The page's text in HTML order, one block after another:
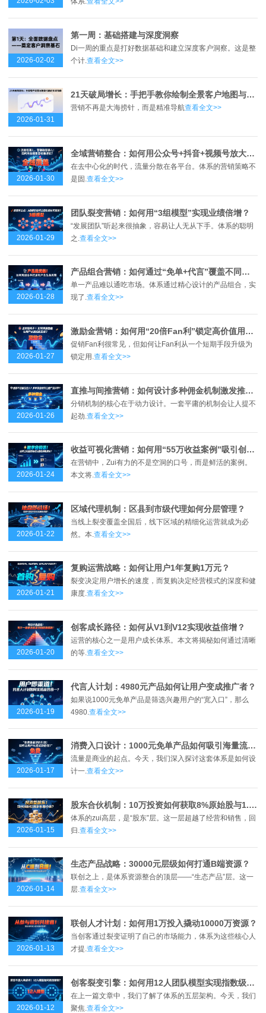
2026-02-02
第一周：基础搭建与深度洞察
Di一周的重点是打好数据基础和建立深度客户洞察。这是整
个计.查看全文>>
2026-01-31
21天破局增长：手把手教你绘制全景客户地图与实现场景化触达
营销不再是大海捞针，而是精准导航查看全文>>
2026-01-30
全域营销整合：如何用公众号+抖音+视频号放大体系声量？
在去中心化的时代，流量分散在各平台。体系的营销策略不
是固.查看全文>>
2026-01-29
团队裂变营销：如何用“3组模型”实现业绩倍增？
“发展团队”听起来很抽象，容易让人无从下手。体系的聪明
之.查看全文>>
2026-01-28
产品组合营销：如何通过“免单+代言”覆盖不同用户群体？
单一产品难以通吃市场。体系通过精心设计的产品组合，实
现了.查看全文>>
2026-01-27
激励金营销：如何用“20倍Fan利”锁定高价值用户？
促销Fan利很常见，但如何让Fan利从一个短期手段升级为
锁定用.查看全文>>
2026-01-26
直推与间推营销：如何设计多种佣金机制激发推广动力？
分销机制的核心在于动力设计。一套平庸的机制会让人提不
起劲. 查看全文>>
2026-01-24
收益可视化营销：如何用“55万收益案例”吸引创业者？
在营销中，Zui有力的不是空洞的口号，而是鲜活的案例。
本文将.查看全文>>
2026-01-22
区域代理机制：区县到市级代理如何分层管理？
当线上裂变覆盖全国后，线下区域的精细化运营就成为必
然。本.查看全文>>
2026-01-21
复购运营战略：如何让用户1年复购1万元？
裂变决定用户增长的速度，而复购决定经营模式的深度和健
康度.查看全文>>
2026-01-20
创客成长路径：如何从V1到V12实现收益倍增？
运营的核心之一是用户成长体系。本文将揭秘如何通过清晰
的等.查看全文>>
2026-01-19
代言人计划：4980元产品如何让用户变成推广者？
如果说1000元免单产品是筛选兴趣用户的“宽入口”，那么
4980. 查看全文>>
2026-01-17
消费入口设计：1000元免单产品如何吸引海量流量？
流量是商业的起点。今天，我们深入探讨这套体系是如何设
计一.查看全文>>
2026-01-15
股东合伙机制：10万投资如何获取8%原始股与1.2倍回报？
体系的zui高层，是“股东”层。这一层超越了经营和销售，回
归. 查看全文>>
2026-01-14
生态产品战略：30000元层级如何打通B端资源？
联创之上，是体系资源整合的顶层——“生态产品”层。这一
层.查看全文>>
2026-01-13
联创人才计划：如何用1万投入撬动10000万资源？
当创客通过裂变证明了自己的市场能力，体系为这些核心人
才提.查看全文>>
2026-01-12
创客裂变引擎：如何用12人团队模型实现指数级增长？
在上一篇文章中，我们了解了体系的五层架构。今天，我们
聚焦. 查看全文>>